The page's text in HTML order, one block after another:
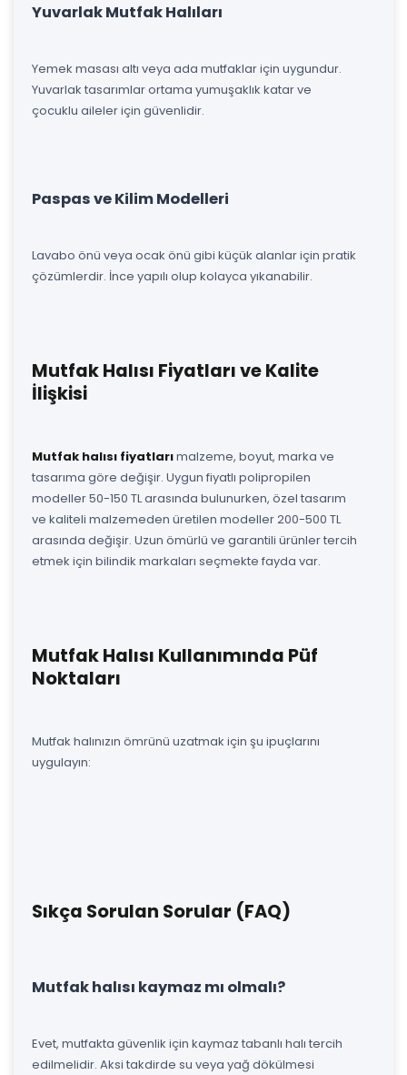
Yuvarlak Mutfak Halıları
Yemek masası altı veya ada mutfaklar için uygundur.
Yuvarlak tasarımlar ortama yumuşaklık katar ve
çocuklu aileler için güvenlidir.
Paspas ve Kilim Modelleri
Lavabo önü veya ocak önü gibi küçük alanlar için pratik
çözümlerdir. İnce yapılı olup kolayca yıkanabilir.
Mutfak Halısı Fiyatları ve Kalite
İlişkisi
Mutfak halısı fiyatlarımalzeme, boyut, marka ve
tasarıma göre değişir. Uygun fiyatlı polipropilen
modeller 50-150 TL arasında bulunurken, özel tasarım
ve kaliteli malzemeden üretilen modeller 200-500 TL
arasında değişir. Uzun ömürlü ve garantili ürünler tercih
etmek için bilindik markaları seçmekte fayda var.
Mutfak Halısı Kullanımında Püf
Noktaları
Mutfak halınızın ömrünü uzatmak için şu ipuçlarını
uygulayın:
Sıkça Sorulan Sorular (FAQ)
Mutfak halısı kaymaz mı olmalı?
Evet, mutfakta güvenlik için kaymaz tabanlı halı tercih
edilmelidir. Aksi takdirde su veya yağ dökülmesi